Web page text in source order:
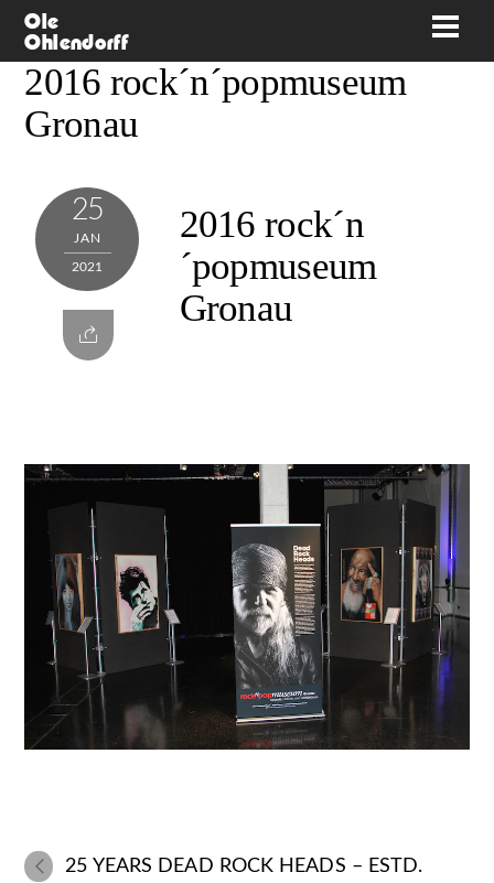
Skip
content
Ole
Ohlendorff
2016 rock´n´popmuseum
Gronau
25
JAN
2021
2016 rock´n
´popmuseum
Gronau
25 YEARS DEAD ROCK HEADS – ESTD.